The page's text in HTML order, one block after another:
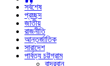
সর্বশেষ
প্রচ্ছদ
জাতীয়
রাজনীতি
আন্তর্জাতিক
সারাদেশ
পার্বত্য চট্টগ্রাম
বান্দরবান